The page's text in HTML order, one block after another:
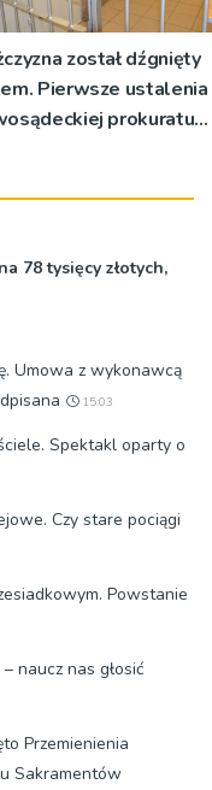
został dźgnięty
Pierwsze ustalenia
prokuratury
78 tysięcy złotych,
Umowa z wykonawcą
15:03
Spektakl oparty o
Czy stare pociągi
Powstanie
naucz nas głosić
Przemienienia
Sakramentów